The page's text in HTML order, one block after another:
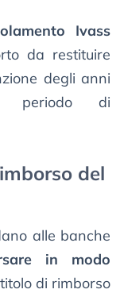
Ivass
da restituire
degli anni
periodo di
del
alle banche
in modo
di rimborso